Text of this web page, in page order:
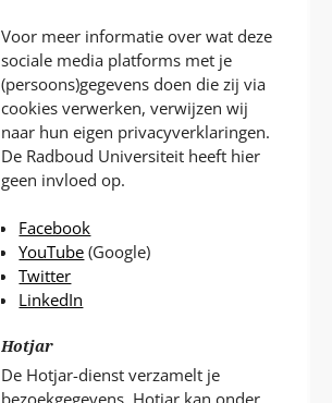
Voor meer informatie over wat deze
sociale media platforms met je
(persoons)gegevens doen die zij via
cookies verwerken, verwijzen wij
naar hun eigen privacyverklaringen.
De Radboud Universiteit heeft hier
geen invloed op.
Facebook
YouTube (Google)
Twitter
LinkedIn
Hotjar
De Hotjar-dienst verzamelt je
bezoekgegevens. Hotjar kan onder